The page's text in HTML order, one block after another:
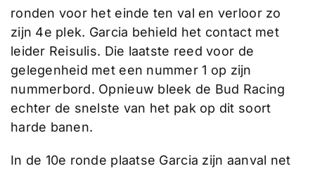
ronden voor het einde ten val en verloor zo
zijn 4e plek. Garcia behield het contact met
leider Reisulis. Die laatste reed voor de
gelegenheid met een nummer 1 op zijn
nummerbord. Opnieuw bleek de Bud Racing
echter de snelste van het pak op dit soort
harde banen.
In de 10e ronde plaatse Garcia zijn aanval net